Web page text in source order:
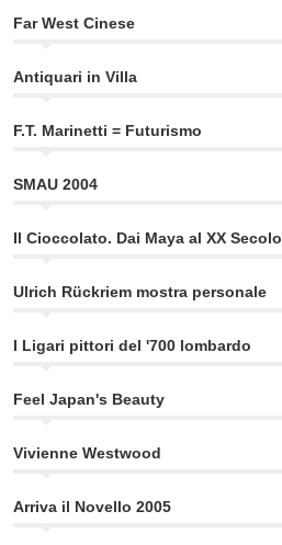
Far West Cinese
Antiquari in Villa
F.T. Marinetti = Futurismo
SMAU 2004
Il Cioccolato. Dai Maya al XX Secolo
Ulrich Rückriem mostra personale
I Ligari pittori del '700 lombardo
Feel Japan's Beauty
Vivienne Westwood
Arriva il Novello 2005